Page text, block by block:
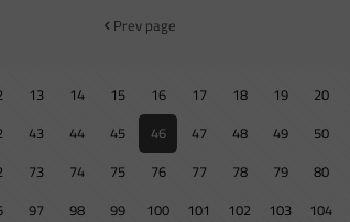
Prev page
13 14 15 16 17 18 19 20
43 44 45 46 47 48 49 50
73 74 75 76 77 78 79 80
97 98 99 100 101 102 103 104